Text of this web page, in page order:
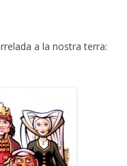
a la nostra terra: